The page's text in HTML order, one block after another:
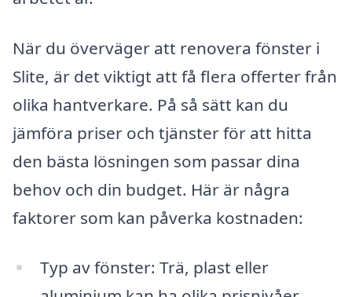
När du överväger att renovera fönster i
Slite, är det viktigt att få flera offerter från
olika hantverkare. På så sätt kan du
jämföra priser och tjänster för att hitta
den bästa lösningen som passar dina
behov och din budget. Här är några
faktorer som kan påverka kostnaden:
Typ av fönster: Trä, plast eller